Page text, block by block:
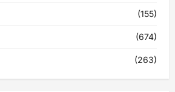
(155)
(674)
(263)